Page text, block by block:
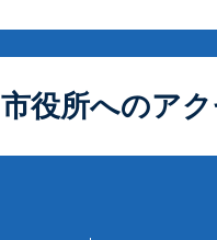
市役所へのア